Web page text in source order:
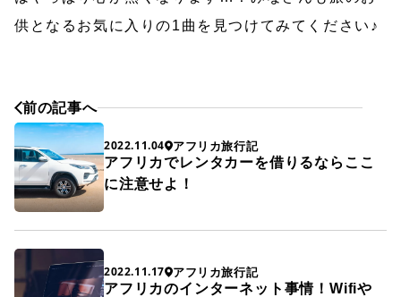
供となるお気に入りの1曲を見つけてみてください♪
前の記事へ
2022.11.04 アフリカ旅行記
アフリカでレンタカーを借りるならここ
に注意せよ！
2022.11.17 アフリカ旅行記
アフリカのインターネット事情！Wifiや